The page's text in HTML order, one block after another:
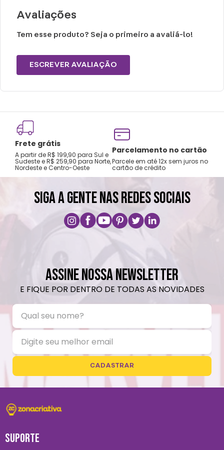
secadora
Temperatura máxima de lavagem de 30°C
Não limpar a seco
Avaliações
Tem esse produto? Seja o primeiro a avaliá-lo!
ESCREVER AVALIAÇÃO
Frete grátis
A partir de R$ 199,90 para Sul e
Sudeste e R$ 259,90 para Norte,
Nordeste e Centro-Oeste
Parcelamento no cartão
Parcele em até 12x sem juros no
cartão de crédito
SIGA A GENTE NAS REDES SOCIAIS
ASSINE NOSSA NEWSLETTER
E FIQUE POR DENTRO DE TODAS AS NOVIDADES
CADASTRAR
SUPORTE